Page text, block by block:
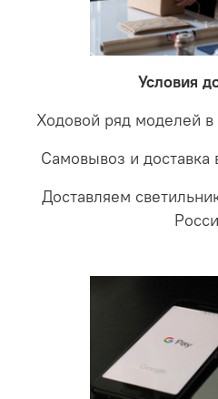
светильники на экспертизу
проверки будет выясненная
соотношении с
LED светильники не только
забудете что такое
Условия
Ходовой ряд моделей в
Самовывоз и
Доставляем